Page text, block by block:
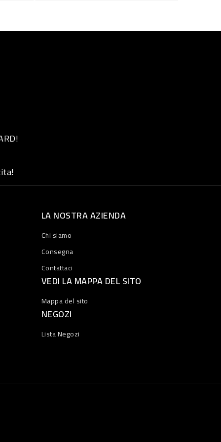
LA NOSTRA AZIENDA
Chi siamo
Consegna
Contattaci
VEDI LA MAPPA DEL SITO
Mappa del sito
NEGOZI
Lista Negozi